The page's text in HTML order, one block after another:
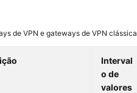
de VPN e gateways de VPN clássica
Interval
o de
valores